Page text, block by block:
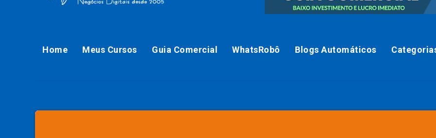
Home Meus Cursos Guia Comercial WhatsRobô Blogs Automáticos